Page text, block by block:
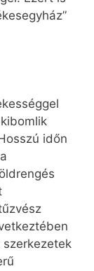
időn
szerkezetek